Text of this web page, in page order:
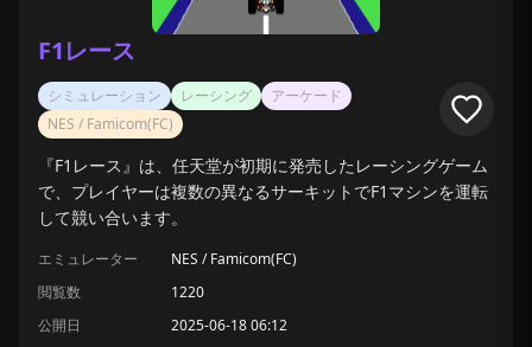
ゲーム特集
最近プレイ
F1レース
シミュレーション レーシング
アーケード
NES / Famicom(FC)
『F1レース』は、任天堂が初期に発売したレーシングゲーム
で、プレイヤーは複数の異なるサーキットでF1マシンを運転
して競い合います。
エミュレーター
NES / Famicom(FC)
閲覧数
1220
公開日
2025-06-18 06:12